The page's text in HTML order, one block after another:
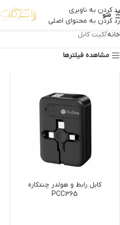
رد کردن به ناوبری
رد کردن به محتوای اصلی
منو
خانه کیت کابل
مشاهده فیلترها
کابل رابط و هولدر چندکاره
PCC365